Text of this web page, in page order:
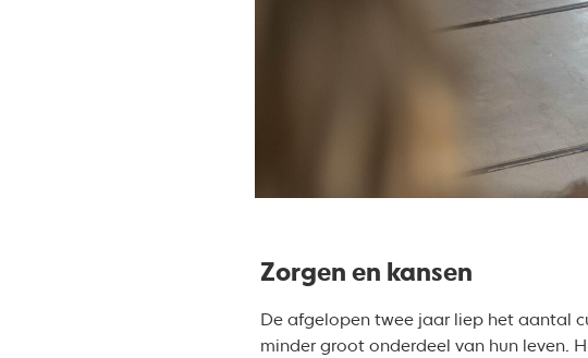
Zorgen en kansen
De afgelopen twee jaar liep het aantal
minder groot onderdeel van hun leven.